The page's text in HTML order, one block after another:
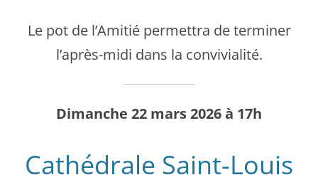
Le pot de l’Amitié permettra de terminer
l’après-midi dans la convivialité.
Dimanche 22 mars 2026 à 17h
Cathédrale Saint-Louis